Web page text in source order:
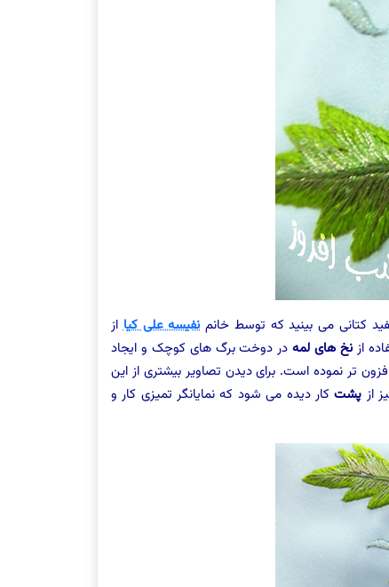
کتانی می بینید که توسط خانم نفیسه علی کیااز
ازنخ های لمهدر دوخت برگ های کوچک و ایجاد
تر نموده است. برای دیدن تصاویر بیشتری از این
از پشتکار دیده می شود که نمایانگر تمیزی کار و